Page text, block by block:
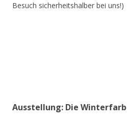
Besuch sicherheitshalber bei uns!)
Ausstellung: Die